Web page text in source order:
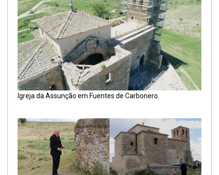
Igreja da Assunção em Fuentes de Carbonero.